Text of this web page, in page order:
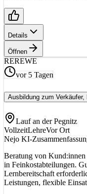
Details
Öffnen
REREWE
vor 5 Tagen
Ausbildung zum
Lauf an der Pegnitz
VollzeitLehreVor Ort
Nejo KI-
Beratung von
in Feinkostabteilungen.
Lernbereitschaft
Leistungen, flexible